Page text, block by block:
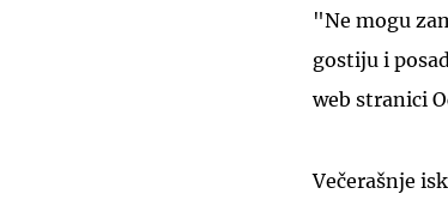
"Ne mogu
gostiju i
web stranici
Večerašnje